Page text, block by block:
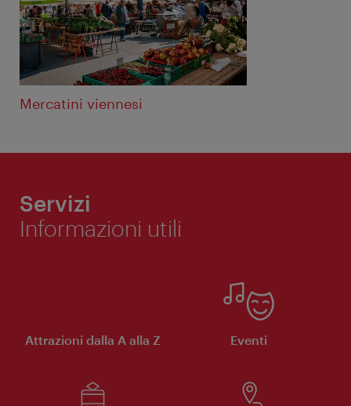
Mercatini viennesi
Servizi
Informazioni utili
Attrazioni dalla A alla Z Eventi